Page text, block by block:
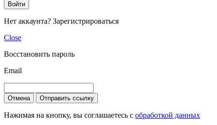
Войти
Нет аккаунта? Зарегистрироваться
Close
Восстановить пароль
Email
Отмена Отправить ссылку
Нажимая на кнопку, вы соглашаетесь с обработкой данных